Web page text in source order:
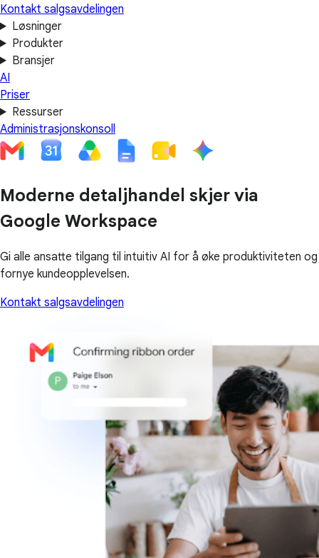
Kontakt salgsavdelingen
Løsninger
Produkter
Bransjer
AI
Priser
Ressurser
Administrasjonskonsoll
Moderne detaljhandel skjer via
Google Workspace
Gi alle ansatte tilgang til intuitiv AI for å øke produktiviteten og
fornye kundeopplevelsen.
Kontakt salgsavdelingen